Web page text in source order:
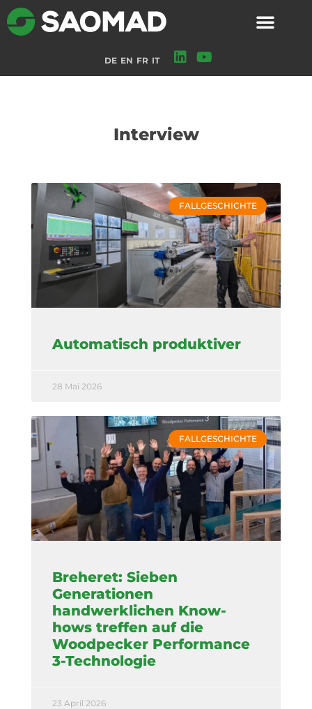
DE EN FR IT
Interview
FALLGESCHICHTE
Automatisch produktiver
28 Mai 2026
FALLGESCHICHTE
Breheret: Sieben
Generationen
handwerklichen Know-
hows treffen auf die
Woodpecker Performance
3-Technologie
23 April 2026